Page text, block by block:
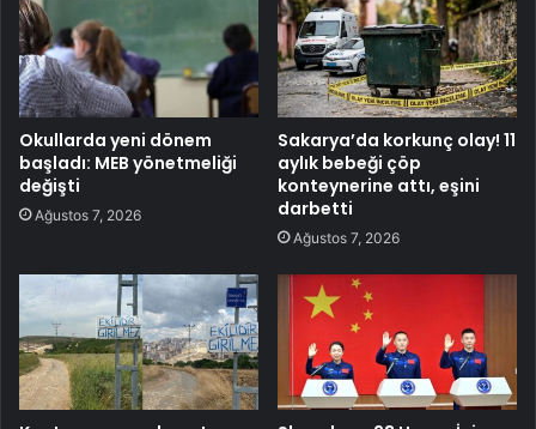
Okullarda yeni dönem
başladı: MEB yönetmeliği
değişti
Ağustos 7, 2026
Sakarya’da korkunç olay! 11
aylık bebeği çöp
konteynerine attı, eşini
darbetti
Ağustos 7, 2026